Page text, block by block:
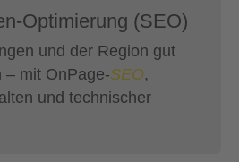
Optimierung (SEO)
und der Region gut
– mit OnPage-SEO,
und technischer